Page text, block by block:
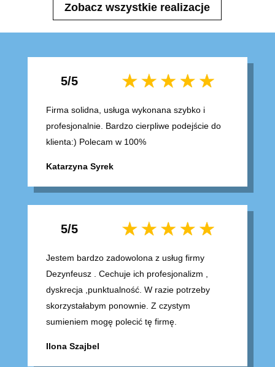
Zobacz wszystkie realizacje
5/5
Firma solidna, usługa wykonana szybko i
profesjonalnie. Bardzo cierpliwe podejście do
klienta:) Polecam w 100%
Katarzyna Syrek
5/5
Jestem bardzo zadowolona z usług firmy
Dezynfeusz . Cechuje ich profesjonalizm ,
dyskrecja ,punktualność. W razie potrzeby
skorzystałabym ponownie. Z czystym
sumieniem mogę polecić tę firmę.
Ilona Szajbel